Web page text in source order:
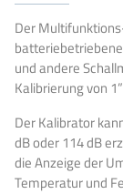
Der
und andere
Kalibrierung von
Der Kalibrator
dB oder 114 dB
die Anzeige der
Temperatur und